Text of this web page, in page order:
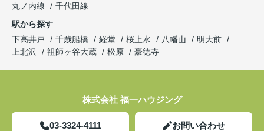
丸ノ内線
千代田線
駅から探す
下高井戸
千歳船橋 経堂 桜上水 八幡山
明大前
上北沢
祖師ヶ谷大蔵 松原 豪徳寺
株式会社 福一ハウジング
03-3324-4111 お問い合わせ